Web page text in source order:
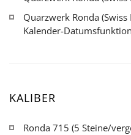
Quarzwerk Ronda
Kalender-Datumsfunktion
KALIBER
Ronda 715 (5 Steine/